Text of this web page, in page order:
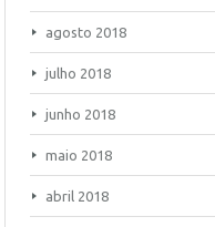
agosto 2018
julho 2018
junho 2018
maio 2018
abril 2018